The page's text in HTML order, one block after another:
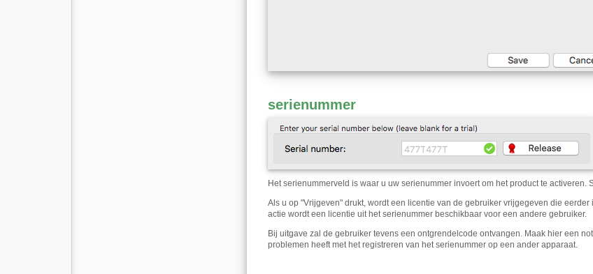
serienummer
Het serienummerveld is waar u uw serienummer invoert om het product te
Als u op "Vrijgeven" drukt, wordt een licentie van de gebruiker vrijgegeven die
actie wordt een licentie uit het serienummer beschikbaar voor een andere gebruiker.
Bij uitgave zal de gebruiker tevens een ontgrendelcode ontvangen. Maak hier een
problemen heeft met het registreren van het serienummer op een ander apparaat.